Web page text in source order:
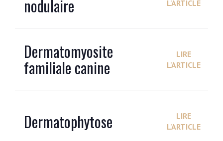
nodulaire
L'ARTICLE
Dermatomyosite
familiale canine
LIRE
L'ARTICLE
Dermatophytose
LIRE
L'ARTICLE